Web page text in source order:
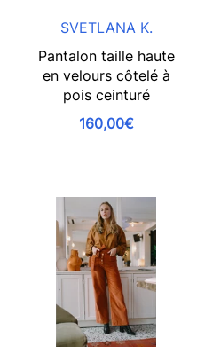
SVETLANA K.
Pantalon taille haute
en velours côtelé à
pois ceinturé
160,00€